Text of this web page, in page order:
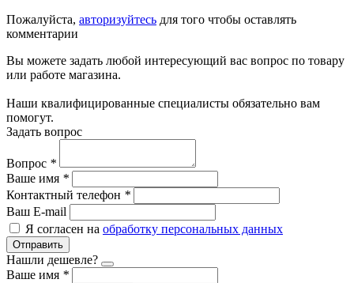
Пожалуйста, авторизуйтесь для того чтобы оставлять
комментарии
Вы можете задать любой интересующий вас вопрос по товару
или работе магазина.
Наши квалифицированные специалисты обязательно вам
помогут.
Задать вопрос
Вопрос *
Ваше имя *
Контактный телефон *
Ваш E-mail
Я согласен на обработку персональных данных
Отправить
Нашли дешевле?
Ваше имя *